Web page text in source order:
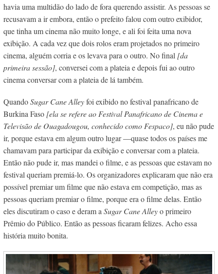
havia uma multidão do lado de fora querendo assistir. As pessoas se
recusavam a ir embora, então o prefeito falou com outro exibidor,
que tinha um cinema não muito longe, e ali foi feita uma nova
exibição. A cada vez que dois rolos eram projetados no primeiro
cinema, alguém corria e os levava para o outro. No final [da
primeira sessão], conversei com a plateia e depois fui ao outro
cinema conversar com a plateia de lá também.
QuandoSugar Cane Alleyfoi exibido no festival panafricano de
Burkina Faso [ela se refere ao Festival Panafricano de Cinema e
Televisão de Ouagadougou, conhecido como Fespaco], eu não pude
ir, porque estava em algum outro lugar —quase todos os países me
chamavam para participar da exibição e conversar com a plateia.
Então não pude ir, mas mandei o filme, e as pessoas que estavam no
festival queriam premiá-lo. Os organizadores explicaram que não era
possível premiar um filme que não estava em competição, mas as
pessoas queriam premiar o filme, porque era o filme delas. Então
eles discutiram o caso e deram a Sugar Cane Alleyo primeiro
Prêmio do Público. Então as pessoas ficaram felizes. Acho essa
história muito bonita.